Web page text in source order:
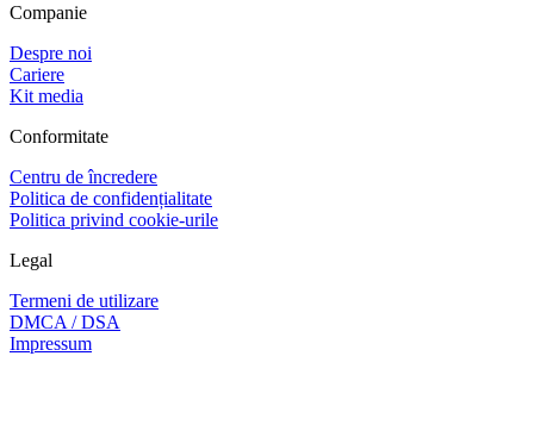
Companie
Despre noi
Cariere
Kit media
Conformitate
Centru de încredere
Politica de confidențialitate
Politica privind cookie-urile
Legal
Termeni de utilizare
DMCA / DSA
Impressum